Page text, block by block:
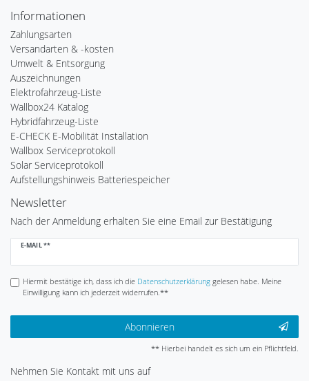
Informationen
Zahlungsarten
Versandarten & -kosten
Umwelt & Entsorgung
Auszeichnungen
Elektrofahrzeug-Liste
Wallbox24 Katalog
Hybridfahrzeug-Liste
E-CHECK E-Mobilität Installation
Wallbox Serviceprotokoll
Solar Serviceprotokoll
Aufstellungshinweis Batteriespeicher
Newsletter
Nach der Anmeldung erhalten Sie eine Email zur Bestätigung
E-MAIL **
Newsletter
Hiermit bestätige ich, dass ich die Daten­schutz­erklärunggelesen habe. Meine
Einwilligung kann ich jederzeit widerrufen.**
Abonnieren
** Hierbei handelt es sich um ein Pflichtfeld.
Nehmen Sie Kontakt mit uns auf